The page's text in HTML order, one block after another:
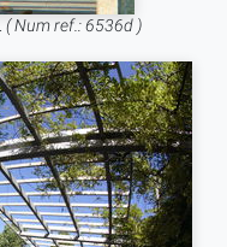
( Num ref.: 6536d )